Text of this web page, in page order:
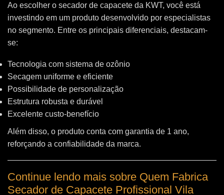
Ao escolher o secador de capacete da KWT, você está
investindo em um produto desenvolvido por especialistas
no segmento. Entre os principais diferenciais, destacam-
se:
Tecnologia com sistema de ozônio
Secagem uniforme e eficiente
Possibilidade de personalização
Estrutura robusta e durável
Excelente custo-benefício
Além disso, o produto conta com garantia de 1 ano,
reforçando a confiabilidade da marca.
Continue lendo mais sobre Quem Fabrica
Secador de Capacete Profissional Vila